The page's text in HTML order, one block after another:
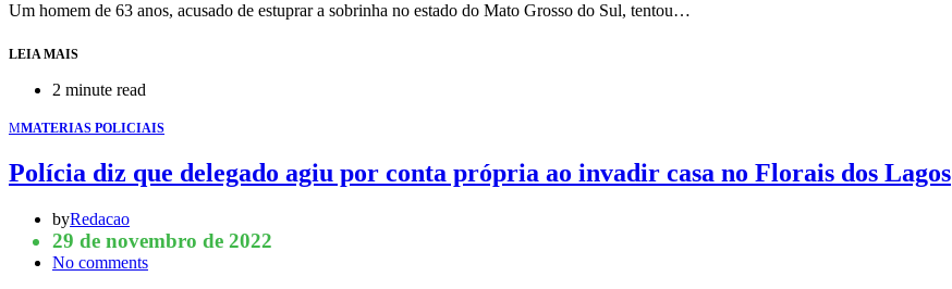
Um homem de 63 anos, acusado de estuprar a sobrinha no estado do Mato Grosso do Sul, tentou…
LEIA MAIS
2 minute read
MMATERIAS POLICIAIS
Polícia diz que delegado agiu por conta própria ao invadir casa no Florais dos Lagos
byRedacao
29 de novembro de 2022
No comments